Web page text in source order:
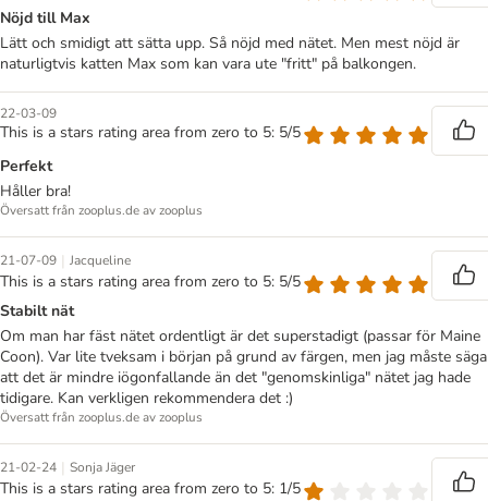
Nöjd till Max
Lätt och smidigt att sätta upp. Så nöjd med nätet. Men mest nöjd är
naturligtvis katten Max som kan vara ute "fritt" på balkongen.
22-03-09
This is a stars rating area from zero to 5: 5/5
Perfekt
Håller bra!
Översatt från zooplus.de av zooplus
21-07-09 | Jacqueline
This is a stars rating area from zero to 5: 5/5
Stabilt nät
Om man har fäst nätet ordentligt är det superstadigt (passar för Maine
Coon). Var lite tveksam i början på grund av färgen, men jag måste säga
att det är mindre iögonfallande än det "genomskinliga" nätet jag hade
tidigare. Kan verkligen rekommendera det :)
Översatt från zooplus.de av zooplus
21-02-24 | Sonja Jäger
This is a stars rating area from zero to 5: 1/5